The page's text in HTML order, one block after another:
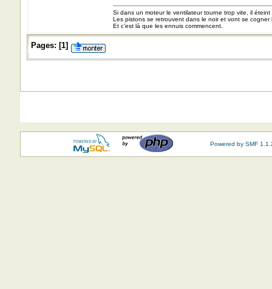
Si dans un moteur le ventilateur tourne trop vite, il éteint
Les pistons se retrouvent dans le noir et vont se
Et c’est là que les ennuis commencent.
Pages: [1]
Powered by SMF